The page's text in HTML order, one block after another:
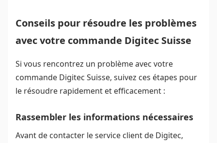
Conseils pour résoudre les problèmes
avec votre commande Digitec Suisse
Si vous rencontrez un problème avec votre
commande Digitec Suisse, suivez ces étapes pour
le résoudre rapidement et efficacement :
Rassembler les informations nécessaires
Avant de contacter le service client de Digitec,